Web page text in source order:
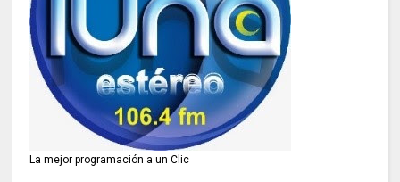
La mejor programación a un Clic